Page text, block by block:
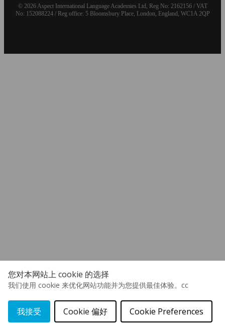
您对本网站上 cookie 的选择
我们使用 cookie 来优化网站功能并为您提供最佳体验。cc
我接受 Cookie 偏好 Cookie Preferences
© 2026 Aspect International Language Academies Ltd, Reg No: 2162156 / VAT
No: 152088224 / Reg office: 5 Bloomsbury Place, London, England, WC1A 2QP